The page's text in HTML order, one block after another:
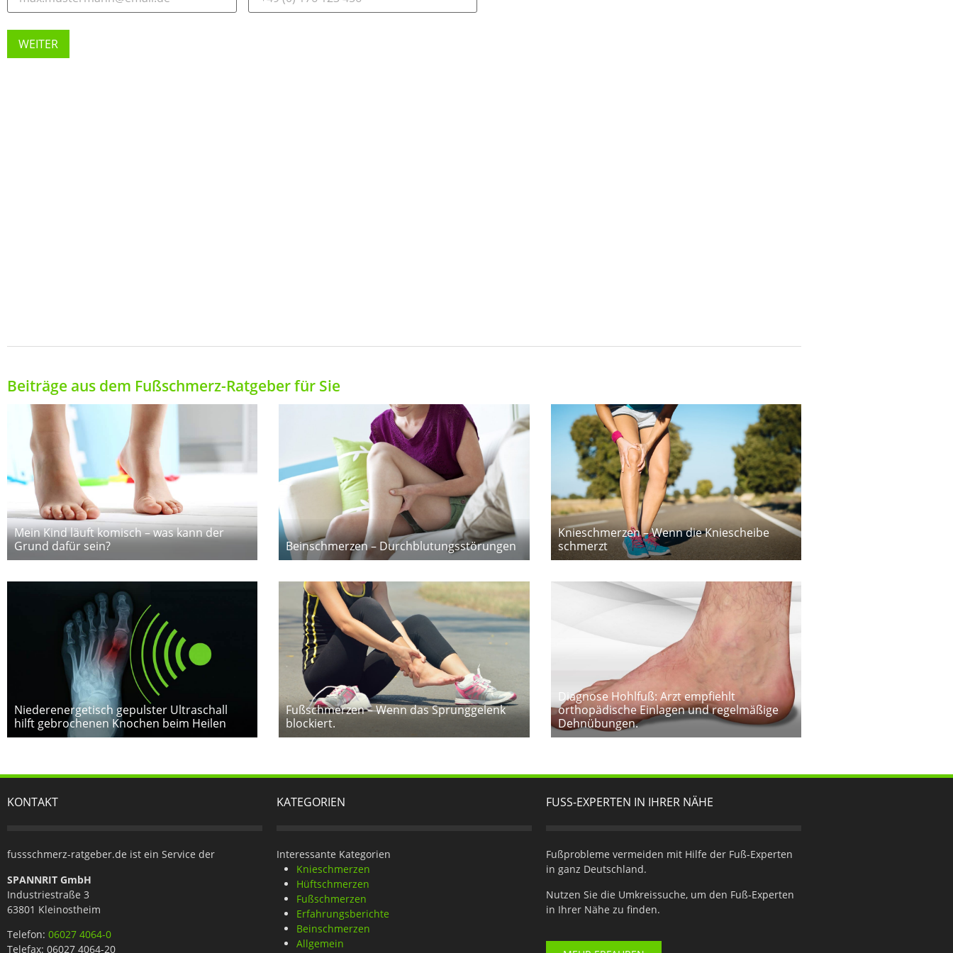
WEITER
Beiträge aus dem Fußschmerz-Ratgeber für Sie
Mein Kind läuft komisch – was kann der
Grund dafür sein?
Beinschmerzen – Durchblutungsstörungen
Knieschmerzen – Wenn die Kniescheibe
schmerzt
Niederenergetisch gepulster Ultraschall
hilft gebrochenen Knochen beim Heilen
Fußschmerzen – Wenn das Sprunggelenk
blockiert.
Diagnose Hohlfuß: Arzt empfiehlt
orthopädische Einlagen und regelmäßige
Dehnübungen.
KONTAKT
fussschmerz-ratgeber.de ist ein Service der
SPANNRIT GmbH
Industriestraße 3
63801 Kleinostheim
Telefon: 06027 4064-0
Telefax: 06027 4064-20
KATEGORIEN
Interessante Kategorien
Knieschmerzen
Hüftschmerzen
Fußschmerzen
Erfahrungsberichte
Beinschmerzen
Allgemein
FUSS-EXPERTEN IN IHRER NÄHE
Fußprobleme vermeiden mit Hilfe der Fuß-Experten
in ganz Deutschland.
Nutzen Sie die Umkreissuche, um den Fuß-Experten
in Ihrer Nähe zu finden.